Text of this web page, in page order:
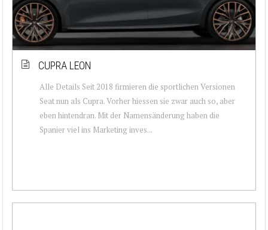
CUPRA LEON
Alle Details Seit 2018 firmieren die sportlichen Versionen
Seat nun als Cupra. Vorher hiessen sie zwar auch so, aber
eben hintendran. Mit der Namensänderung haben die
Spanier viel ins Marketing inves...